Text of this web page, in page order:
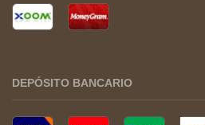
DEPÓSITO BANCARIO